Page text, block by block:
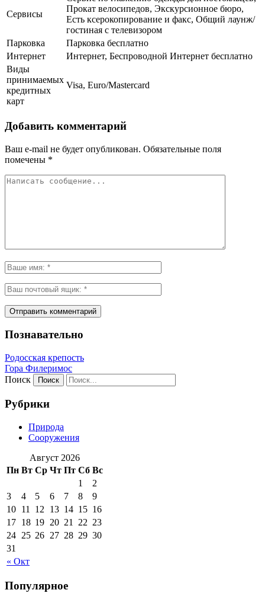
Сервисы
Прокат велосипедов, Экскурсионное бюро,
Есть ксерокопирование и факс, Общий лаунж/
гостиная с телевизором
Парковка
Парковка бесплатно
Интернет
Интернет, Беспроводной Интернет бесплатно
Виды
принимаемых
кредитных
карт
Visa, Euro/Mastercard
Добавить комментарий
Ваш e-mail не будет опубликован. Обязательные поля
помечены *
Познавательно
Родосская крепость
Гора Филеримос
Поиск
Рубрики
Природа
Сооружения
Август 2026
Пн Вт Ср Чт Пт Сб Вс
« Окт
1
2
3
4 5 6 7 8
9
10 11 12 13 14 15 16
17 18 19 20 21 22 23
24 25 26 27 28 29 30
31
Популярное